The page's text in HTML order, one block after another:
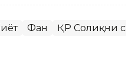
Фан ҚР Соғлиқни